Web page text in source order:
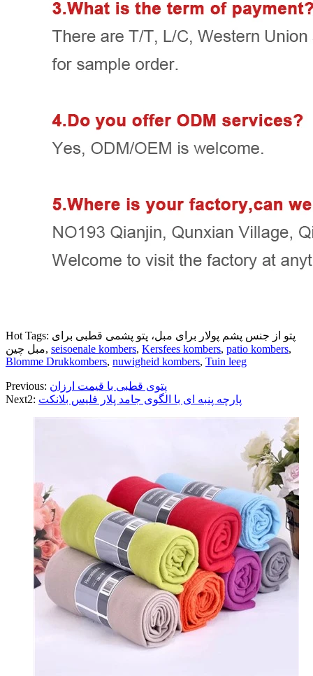
Hot Tags: پتو از جنس پشم پولار برای مبل، پتو پشمی قطبی برای
مبل چین, seisoenale kombers, Kersfees kombers, patio kombers,
Blomme Drukkombers, nuwigheid kombers, Tuin leeg
Previous: پتوی قطبی با قیمت ارزان
Next2: پارچه پنبه ای با الگوی جامد پلار فلیس بلانکت